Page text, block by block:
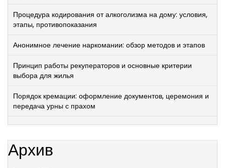
Процедура кодирования от алкоголизма на дому: условия,
этапы, противопоказания
Анонимное лечение наркомании: обзор методов и этапов
Принцип работы рекуператоров и основные критерии
выбора для жилья
Порядок кремации: оформление документов, церемония и
передача урны с прахом
Архив